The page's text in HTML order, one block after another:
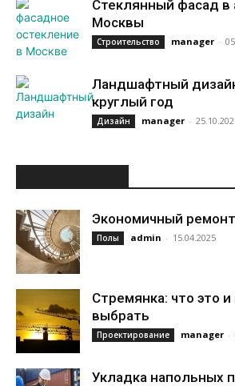
Стеклянный фасад в
Москвы
Строительство manager -
Ландшафтный
круглый год
Дизайн manager -
Экономичный
Полы admin - 15.04.2025
Стремянка: что это
выбрать
Проектирование manager -
Укладка напольных